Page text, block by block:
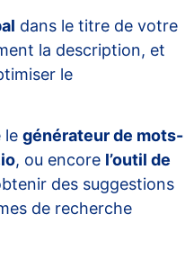
dans le titre de votre
la description, et
le
le générateur de mots-
, ou encore l’outil de
des suggestions
de recherche